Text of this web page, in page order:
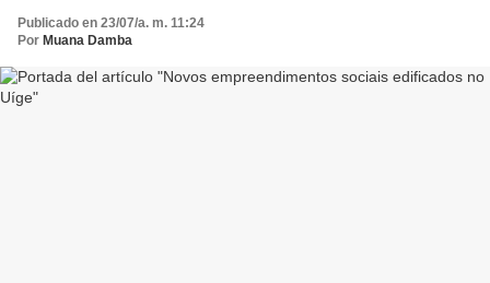
Publicado en 23/07/a. m. 11:24
Por Muana Damba